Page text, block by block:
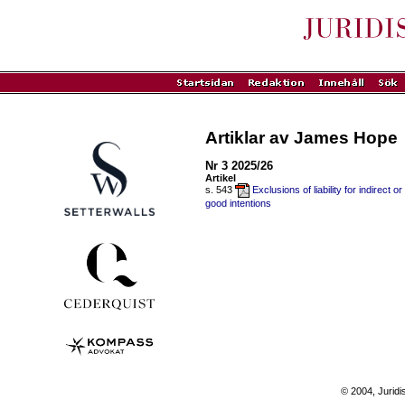
Artiklar av James Hope
Nr 3 2025/26
Artikel
s. 543
Exclusions of liability for indirect
good intentions
© 2004,